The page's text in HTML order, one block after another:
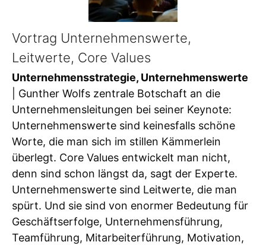
Vortrag Unternehmenswerte,
Leitwerte, Core Values
Unternehmensstrategie, Unternehmenswerte
| Gunther Wolfs zentrale Botschaft an die
Unternehmensleitungen bei seiner Keynote:
Unternehmenswerte sind keinesfalls schöne
Worte, die man sich im stillen Kämmerlein
überlegt. Core Values entwickelt man nicht,
denn sind schon längst da, sagt der Experte.
Unternehmenswerte sind Leitwerte, die man
spürt. Und sie sind von enormer Bedeutung für
Geschäftserfolge, Unternehmensführung,
Teamführung, Mitarbeiterführung, Motivation,